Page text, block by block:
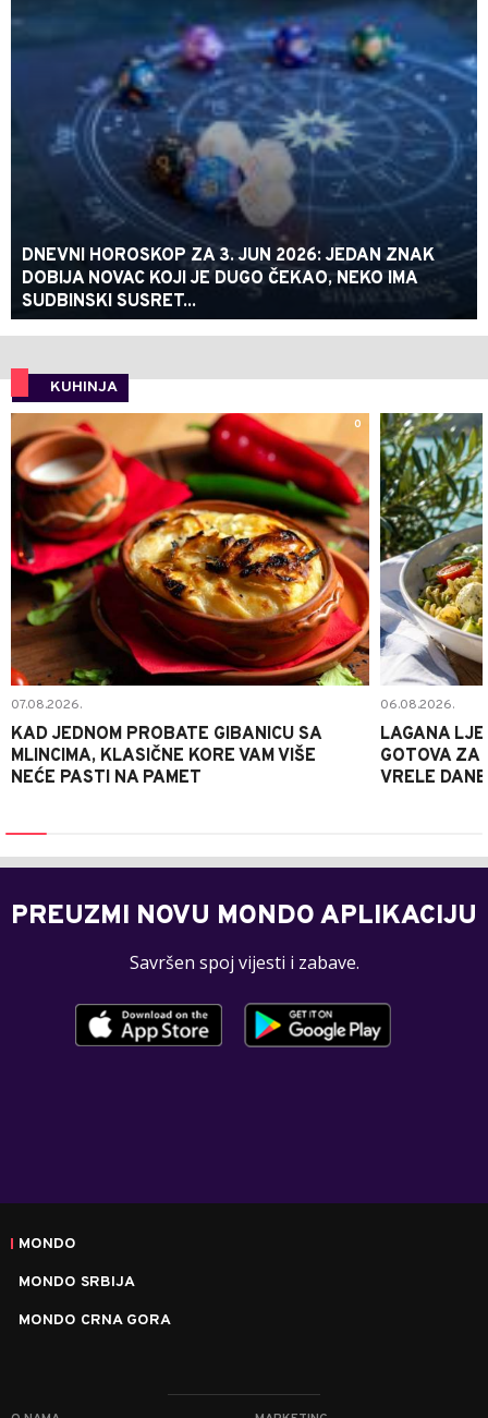
DNEVNI HOROSKOP ZA 3. JUN 2026: JEDAN ZNAK
DOBIJA NOVAC KOJI JE DUGO ČEKAO, NEKO IMA
SUDBINSKI SUSRET...
KUHINJA
0
07.08.2026.
KAD JEDNOM PROBATE GIBANICU SA
MLINCIMA, KLASIČNE KORE VAM VIŠE
NEĆE PASTI NA PAMET
06.08.2026.
LAGANA
GOTOVA ZA
VRELE DANE
PREUZMI NOVU MONDO APLIKACIJU
Savršen spoj vijesti i zabave.
MONDO
MONDO SRBIJA
MONDO CRNA GORA